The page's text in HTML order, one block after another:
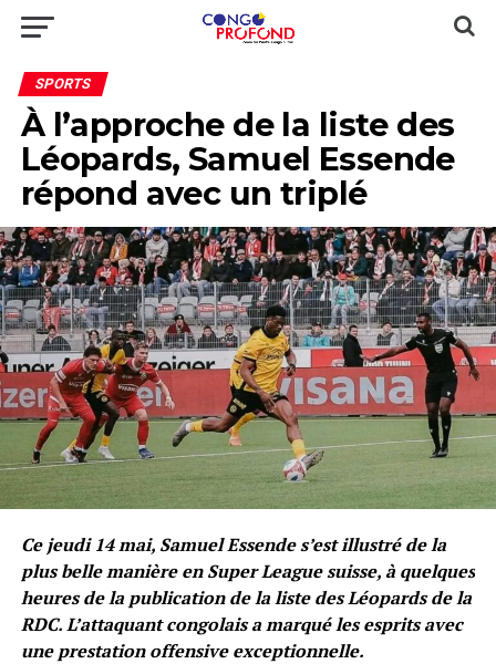
SPORTS
À l’approche de la liste des
Léopards, Samuel Essende
répond avec un triplé
Ce jeudi 14 mai, Samuel Essende s’est illustré de la
plus belle manière en Super League suisse, à quelques
heures de la publication de la liste des Léopards de la
RDC. L’attaquant congolais a marqué les esprits avec
une prestation offensive exceptionnelle.